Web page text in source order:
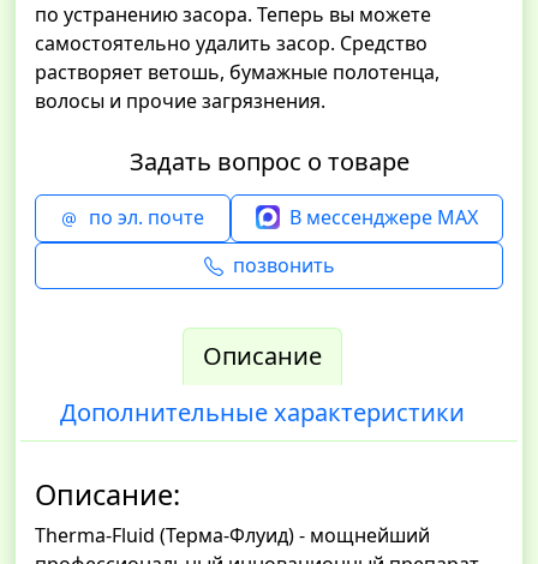
по устранению засора. Теперь вы можете
самостоятельно удалить засор. Средство
растворяет ветошь, бумажные полотенца,
волосы и прочие загрязнения.
Задать вопрос о товаре
по эл. почте
В мессенджере MAX
позвонить
Описание
Дополнительные характеристики
Описание:
Therma-Fluid (Терма-Флуид) - мощнейший